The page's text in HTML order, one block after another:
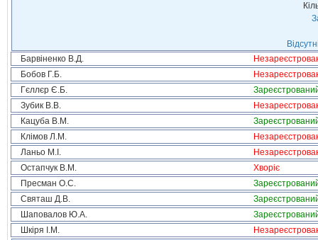
Барвіненко В.Д.
Бобов Г.Б.
Гєллєр Є.Б.
Зубик В.В.
Кацуба В.М.
Клімов Л.М.
Ланьо М.І.
Остапчук В.М.
Хворіє
Пресман О.С.
Святаш Д.В.
Шаповалов Ю.А.
Шкіря І.М.